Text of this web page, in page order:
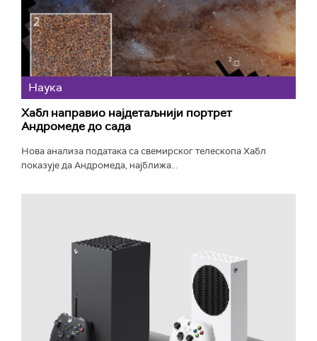
Наука
Хабл направио најдетаљнији портрет
Андромеде до сада
Нова анализа података са свемирског телескопа Хабл
показује да Андромеда, најближа...